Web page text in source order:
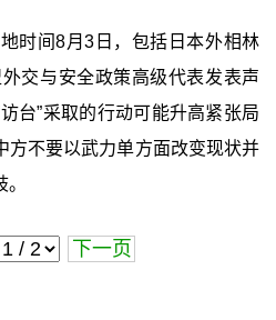
时间8月3日，包括日本外相林
交与安全政策高级代表发表声
台”采取的行动可能升高紧张局
方不要以武力单方面改变现状并
下一页